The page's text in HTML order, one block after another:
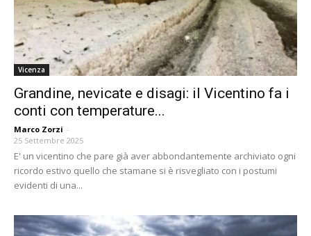
Vicenza
Grandine, nevicate e disagi: il Vicentino fa i
conti con temperature...
Marco Zorzi -
25 Settembre 2025
E' un vicentino che pare già aver abbondantemente archiviato ogni
ricordo estivo quello che stamane si è risvegliato con i postumi
evidenti di una...